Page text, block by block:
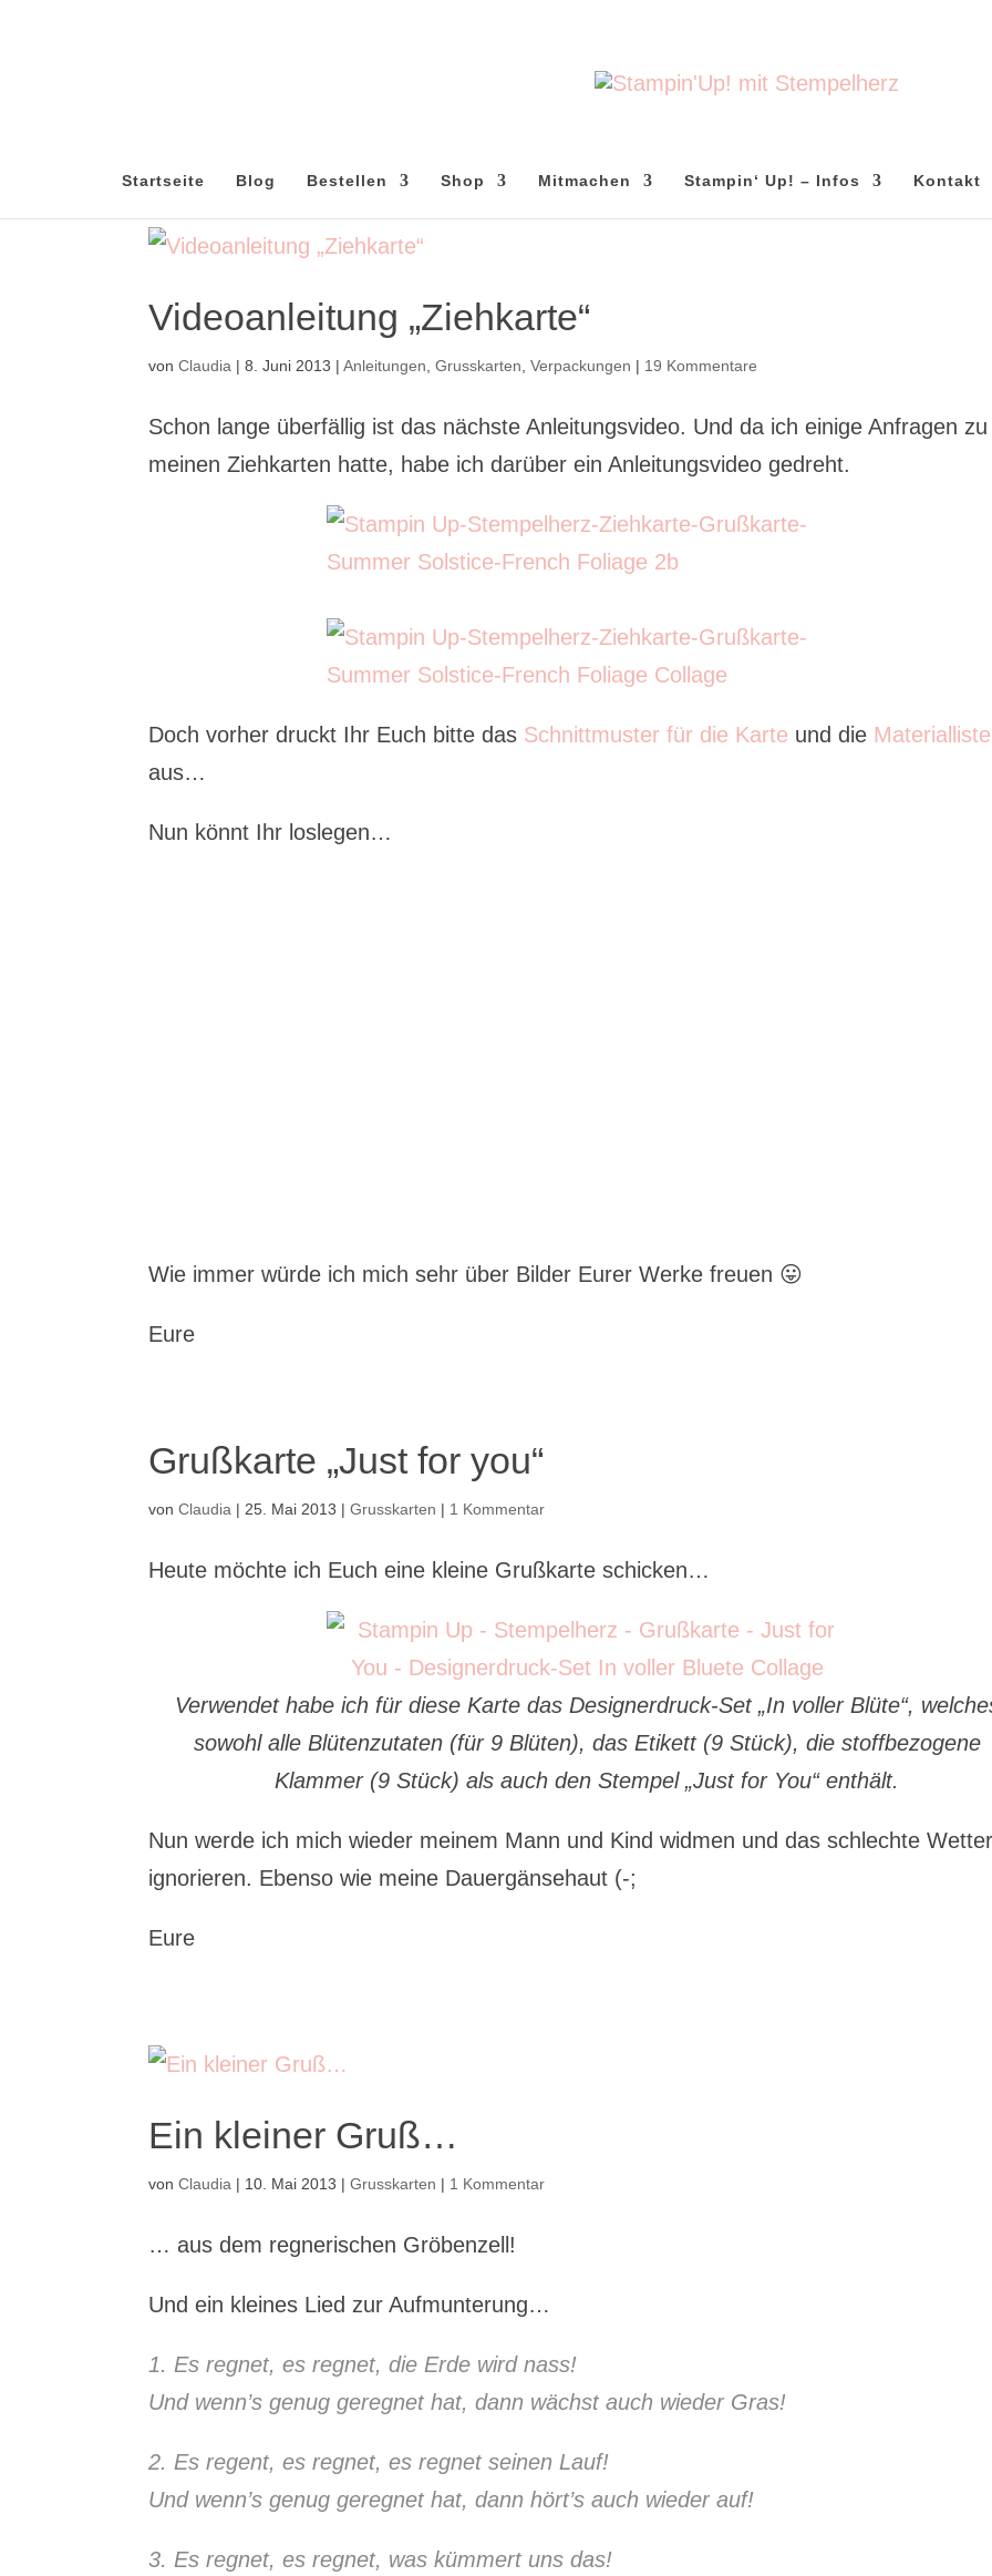
Startseite Blog Bestellen Shop Mitmachen Stampin‘ Up! – Infos Kontakt
Videoanleitung „Ziehkarte“
vonClaudia |8. Juni 2013 |Anleitungen ,Grusskarten ,Verpackungen | 19 Kommentare
Schon lange überfällig ist das nächste Anleitungsvideo. Und da ich einige Anfragen zu
meinen Ziehkarten hatte, habe ich darüber ein Anleitungsvideo gedreht.
Doch vorher druckt Ihr Euch bitte das Schnittmuster für die Karte und die Materialliste
aus…
Nun könnt Ihr loslegen…
Wie immer würde ich mich sehr über Bilder Eurer Werke freuen 😛
Eure
Grußkarte „Just for you“
vonClaudia | 25. Mai 2013 |Grusskarten | 1 Kommentar
Heute möchte ich Euch eine kleine Grußkarte schicken…
Verwendet habe ich für diese Karte das Designerdruck-Set „In voller Blüte“,
sowohl alle Blütenzutaten (für 9 Blüten), das Etikett (9 Stück), die stoffbezogene
Klammer (9 Stück) als auch den Stempel „Just for You“ enthält.
Nun werde ich mich wieder meinem Mann und Kind widmen und das schlechte
ignorieren. Ebenso wie meine Dauergänsehaut (-;
Eure
Ein kleiner Gruß…
vonClaudia | 10. Mai 2013 |Grusskarten | 1 Kommentar
… aus dem regnerischen Gröbenzell!
Und ein kleines Lied zur Aufmunterung…
1. Es regnet, es regnet, die Erde wird nass!
Und wenn’s genug geregnet hat, dann wächst auch wieder Gras!
2. Es regent, es regnet, es regnet seinen Lauf!
Und wenn’s genug geregnet hat, dann hört’s auch wieder auf!
3. Es regnet, es regnet, was kümmert uns das!